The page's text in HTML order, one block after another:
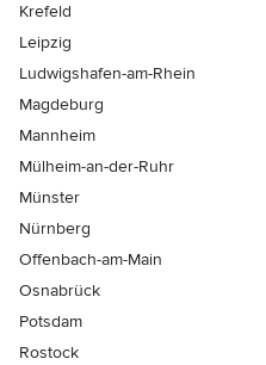
Krefeld
Leipzig
Ludwigshafen-am-Rhein
Magdeburg
Mannheim
Mülheim-an-der-Ruhr
Münster
Nürnberg
Offenbach-am-Main
Osnabrück
Potsdam
Rostock